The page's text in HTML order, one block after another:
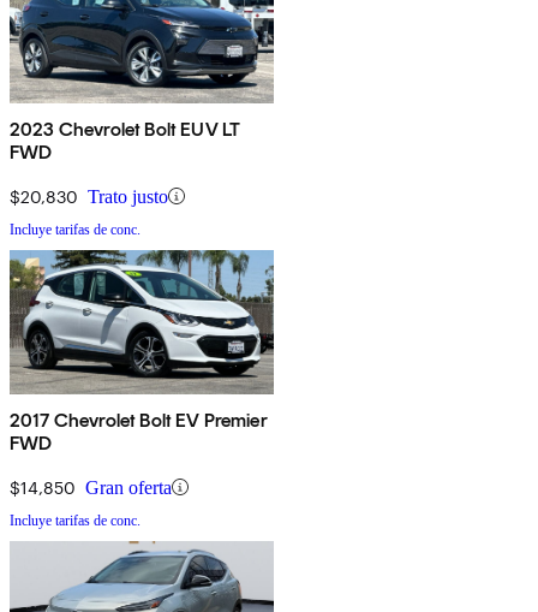
2023 Chevrolet Bolt EUV LT
FWD
$20,830 Trato justo
Incluye tarifas de conc.
2017 Chevrolet Bolt EV Premier
FWD
$14,850 Gran oferta
Incluye tarifas de conc.